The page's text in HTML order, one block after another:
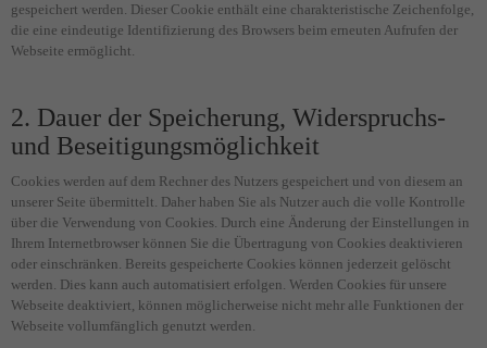
gespeichert werden. Dieser Cookie enthält eine charakteristische Zeichenfolge,
die eine eindeutige Identifizierung des Browsers beim erneuten Aufrufen der
Webseite ermöglicht.
2. Dauer der Speicherung, Widerspruchs-
und Beseitigungsmöglichkeit
Cookies werden auf dem Rechner des Nutzers gespeichert und von diesem an
unserer Seite übermittelt. Daher haben Sie als Nutzer auch die volle Kontrolle
über die Verwendung von Cookies. Durch eine Änderung der Einstellungen in
Ihrem Internetbrowser können Sie die Übertragung von Cookies deaktivieren
oder einschränken. Bereits gespeicherte Cookies können jederzeit gelöscht
werden. Dies kann auch automatisiert erfolgen. Werden Cookies für unsere
Webseite deaktiviert, können möglicherweise nicht mehr alle Funktionen der
Webseite vollumfänglich genutzt werden.